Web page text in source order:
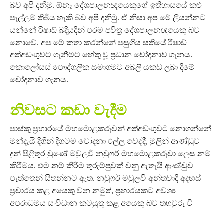
බව අපි දනිමු. ඕනෑ දේශපාලනඥයෙකුගේ ඉතිහාසයේ කළු
පැල්ලම් තිබිය හැකි බව අපි දනිමු. ඒ නිසා අප මේ ලියන්නට
යන්නේ රිෂාඩ් බදියුදීන් පරම පවිත්‍ර දේශපාලනඥයෙකු බව
නොවේ. අප මේ කතා කරන්නේ පසුගිය සතියේ රිෂාඩ්
අත්අඩංගුවට ගැනීමට හේතු වූ ප්‍රධාන චෝදනාව ගැනය.
කොලෝසස් පෞද්ගලික සමාගමට අබලි යකඩ ලබා දීමේ
චෝදනාව ගැනය.
නිවසට කඩා වැදීම
පාස්කු ප්‍රහාරයේ මහමොළකරුවන් අත්අඩංගුවට නොගන්නේ
මන්දැයි දිගින් දිගටම චෝදනා එල්ල වෙද්දී, මුලින් ආණ්ඩුව
දුන් පිළිතුර වුණේ මවුලවි නවුෆර් මහමොළකරුවා ලෙස නම්
කිරීමය. එම නම් කිරීම තුරුම්පුවක් වනු ඇතැයි ආණ්ඩුව
පැත්තෙන් සිතන්නට ඇත. නවුෆර් මවුලවි අන්තවාදී අදහස්
ප්‍රචාරය කළ අයෙකු වන නමුත්, ප්‍රහාරයකට අවශ්‍ය
අපරාධමය සංවිධාන කටයුතු කළ අයෙකු බව තහවුරු වී